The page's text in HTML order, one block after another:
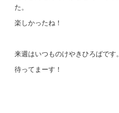
た。
楽しかったね！
来週はいつものけやきひろばです。
待ってまーす！